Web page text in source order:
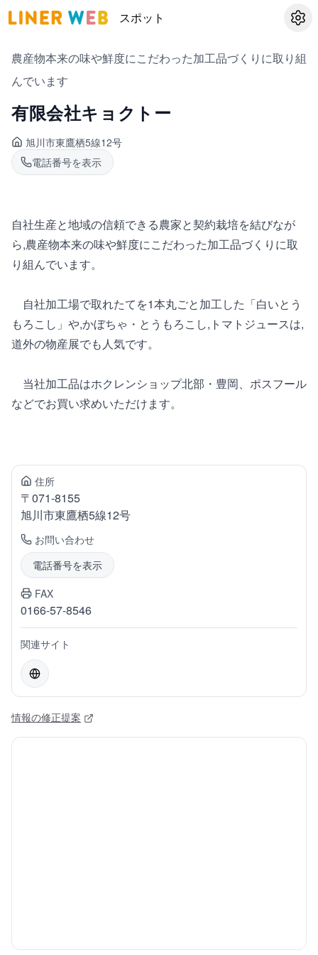
スポット 設定
農産物本来の味や鮮度にこだわった加工品づくりに取り組
んでいます
有限会社キョクトー
旭川市東鷹栖5線12号
電話番号を表示
自社生産と地域の信頼できる農家と契約栽培を結びなが
ら,農産物本来の味や鮮度にこだわった加工品づくりに取
り組んでいます。
自社加工場で取れたてを1本丸ごと加工した「白いとう
もろこし」や,かぼちゃ・とうもろこし,トマトジュースは,
道外の物産展でも人気です。
当社加工品はホクレンショップ北部・豊岡、ポスフール
などでお買い求めいただけます。
住所
〒071-8155
旭川市東鷹栖5線12号
お問い合わせ
電話番号を表示
FAX
0166-57-8546
関連サイト
情報の修正提案